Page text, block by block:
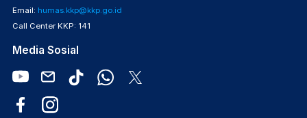
Email: humas.kkp@kkp.go.id
Call Center KKP: 141
Media Sosial